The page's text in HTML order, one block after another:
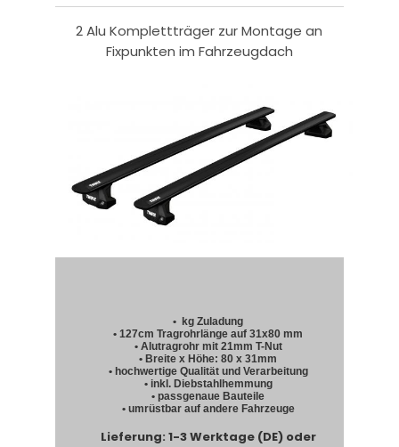
2 Alu Komplettträger zur Montage an
Fixpunkten im Fahrzeugdach
• kg Zuladung
• 127cm Tragrohrlänge auf 31x80 mm
• Alutragrohr mit 21mm T-Nut
• Breite x Höhe: 80 x 31mm
• hochwertige Qualität und Verarbeitung
• inkl. Diebstahlhemmung
• passgenaue Bauteile
• umrüstbar auf andere Fahrzeuge
Lieferung: 1-3 Werktage (DE) oder